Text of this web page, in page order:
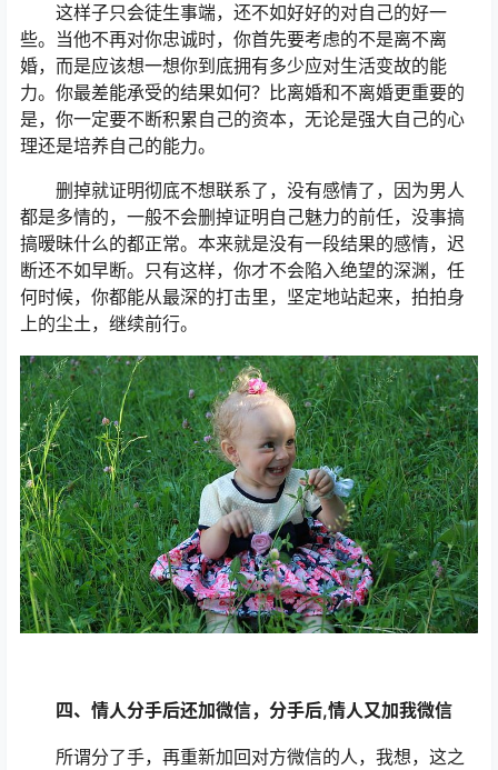
这样子只会徒生事端，还不如好好的对自己的好一
些。当他不再对你忠诚时，你首先要考虑的不是离不离
婚，而是应该想一想你到底拥有多少应对生活变故的能
力。你最差能承受的结果如何？比离婚和不离婚更重要的
是，你一定要不断积累自己的资本，无论是强大自己的心
理还是培养自己的能力。
删掉就证明彻底不想联系了，没有感情了，因为男人
都是多情的，一般不会删掉证明自己魅力的前任，没事搞
搞暧昧什么的都正常。本来就是没有一段结果的感情，迟
断还不如早断。只有这样，你才不会陷入绝望的深渊，任
何时候，你都能从最深的打击里，坚定地站起来，拍拍身
上的尘土，继续前行。
四、情人分手后还加微信，分手后,情人又加我微信
所谓分了手，再重新加回对方微信的人，我想，这之